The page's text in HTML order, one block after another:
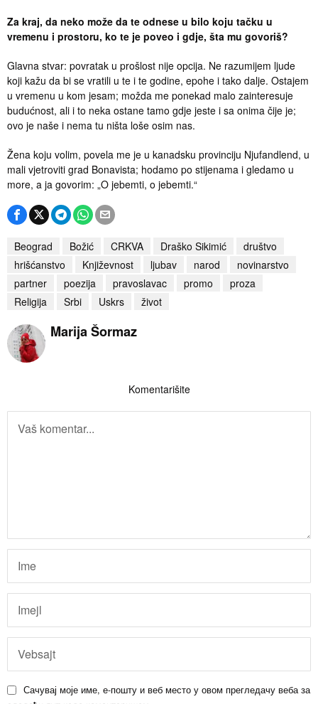
Za kraj, da neko može da te odnese u bilo koju tačku u
vremenu i prostoru, ko te je poveo i gdje, šta mu govoriš?
Glavna stvar: povratak u prošlost nije opcija. Ne razumijem ljude
koji kažu da bi se vratili u te i te godine, epohe i tako dalje. Ostajem
u vremenu u kom jesam; možda me ponekad malo zainteresuje
budućnost, ali i to neka ostane tamo gdje jeste i sa onima čije je;
ovo je naše i nema tu ništa loše osim nas.
Žena koju volim, povela me je u kanadsku provinciju Njufandlend, u
mali vjetroviti grad Bonavista; hodamo po stijenama i gledamo u
more, a ja govorim: „O jebemti, o jebemti.“
Beograd Božić CRKVA Draško Sikimić
društvo
hrišćanstvo
Književnost ljubav narod
novinarstvo
partner
poezija pravoslavac promo
proza
Religija
Srbi Uskrs život
Marija Šormaz
Komentarišite
Сачувај моје име, е-пошту и веб место у овом прегледачу веба за